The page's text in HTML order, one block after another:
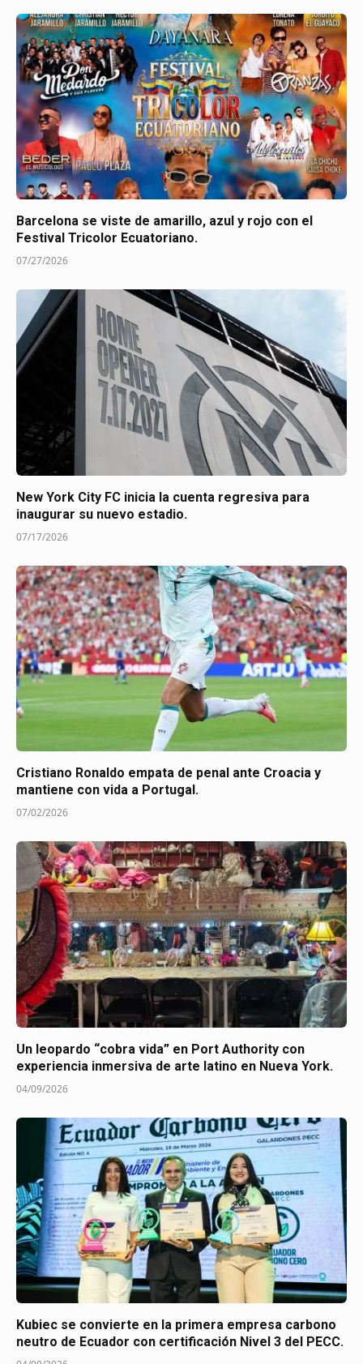
Barcelona se viste de amarillo, azul y rojo con el
Festival Tricolor Ecuatoriano.
07/27/2026
New York City FC inicia la cuenta regresiva para
inaugurar su nuevo estadio.
07/17/2026
Cristiano Ronaldo empata de penal ante Croacia y
mantiene con vida a Portugal.
07/02/2026
Un leopardo “cobra vida” en Port Authority con
experiencia inmersiva de arte latino en Nueva York.
04/09/2026
Kubiec se convierte en la primera empresa carbono
neutro de Ecuador con certificación Nivel 3 del PECC.